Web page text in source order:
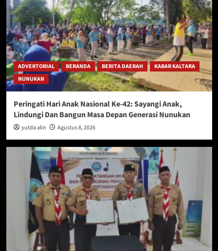
ADVERTORIAL BERANDA BERITA DAERAH
KABAR KALTARA
NUNUKAN
Peringati Hari Anak Nasional Ke-42: Sayangi Anak,
Lindungi Dan Bangun Masa Depan Generasi Nunukan
yutda alin Agustus 8, 2026